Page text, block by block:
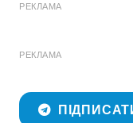
РЕКЛАМА
РЕКЛАМА